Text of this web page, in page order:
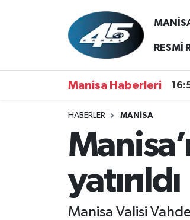
RESMİ
Manisa Haberleri
HABERLER MANİSA
yatırıldı
Manisa Valisi
MANİSA
Hava Durumu
Tüm Manşetler
Haber Arşivi